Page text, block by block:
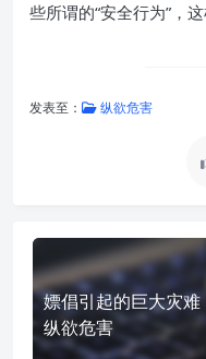
些所谓的“安全行为”，
发表至： 纵欲危害
嫖倡引起的巨大灾
纵欲危害